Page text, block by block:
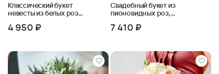
Классический букет
невесты из белых роз
4 950 ₽
Свадебный букет из
пионовидных роз,
7 410 ₽